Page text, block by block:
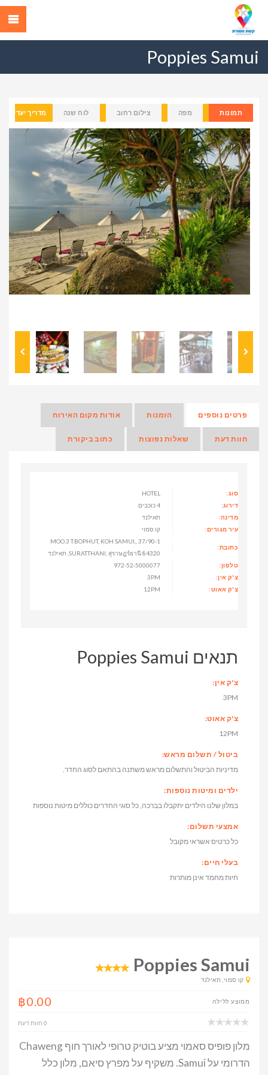
Poppies Samui
תמונות מפה צילום רחוב לוח שנה מדריך יעדים
Previous Next
פרטים נוספים הזמנות אודות מקום האירוח
חוות דעת שאלות נפוצות כתוב ביקורת
סוג:
HOTEL
דירוג:
4 כוכבים
מדינה:
תאילנד
עיר מגורים:
קו סמוי
כתובת:
37/90-1 MOO.3 T.BOPHUT, KOH SAMUI,,
SURATTHANI, สุราษฎร์ธานี 84320, תאילנד
טלפון:
972-52-5000077
צ'ק אין:
3PM
צ'ק אאוט:
12PM
תנאים Poppies Samui
צ'ק אין:
3PM
צ'ק אאוט:
12PM
ביטול / תשלום מראש:
מדיניות הביטול והתשלום מראש משתנה בהתאם לסוג החדר.
ילדים ומיטות נוספות:
במלון שלנו הילדים יתקבלו בברכה, כל סוגי החדרים כוללים מיטות נוספות
אמצעי תשלום:
כל כרטיס אשראי מקובל
בעלי חיים:
חיות מחמד אינן מותרות
Poppies Samui
קו סמוי, תאילנד
ממוצע ללילה ฿0.00
0 חוות דעת
מלון פופיס סאמוי מציע בוטיק טרופי לאורך חוף Chaweng
הדרומי על Samui. משקיף על מפרץ סיאם, מלון כלל